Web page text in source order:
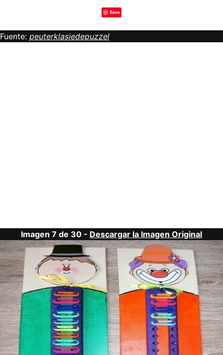
Save
Fuente: peuterklasjedepuzzel
Imagen 7 de 30 - Descargar la Imagen Original